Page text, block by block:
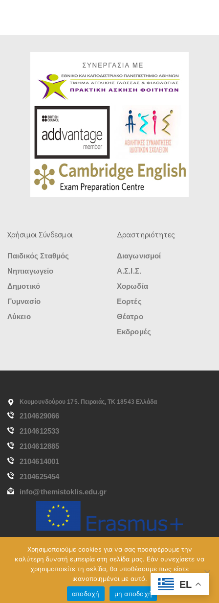
Χρήσιμοι Σύνδεσμοι
Παιδικός Σταθμός
Νηπιαγωγείο
Δημοτικό
Γυμνασίο
Λύκειο
Δραστηριότητες
Διαγωνισμοί
Α.Σ.Ι.Σ.
Χορωδία
Εορτές
Θέατρο
Εκδρομές
Κουμουνδούρου 175. Πειραιάς, ΤΚ 18543 Ελλάδα
2104629066
2104612533
2104612885
2104614001
2104625454
info@themistoklis.edu.gr
Created by KK Information
©Εκπ. Οργ. Θεμιστοκλής
2017 All Rights Reserved
EL
Χρησιμοποιούμε cookies για να σας προσφέρουμε την
καλύτερη δυνατή εμπειρία στη σελίδα μας. Εάν συνεχίσετε να
χρησιμοποιείτε τη σελίδα, θα υποθέσουμε πως είστε
ικανοποιημένοι με αυτό.
αποδοχή
μη αποδοχή